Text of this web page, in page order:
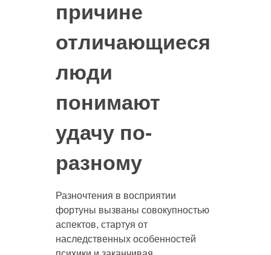
причине
отличающиеся
люди
понимают
удачу по-
разному
Разночтения в восприятии
фортуны вызваны совокупностью
аспектов, стартуя от
наследственных особенностей